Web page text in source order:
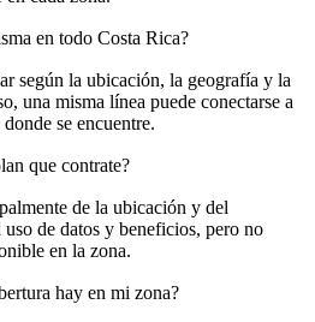
en todo Costa Rica?
según la ubicación, la geografía y la
una misma línea puede conectarse a
se encuentre.
que contrate?
de la ubicación y del
de datos y beneficios, pero no
en la zona.
hay en mi zona?